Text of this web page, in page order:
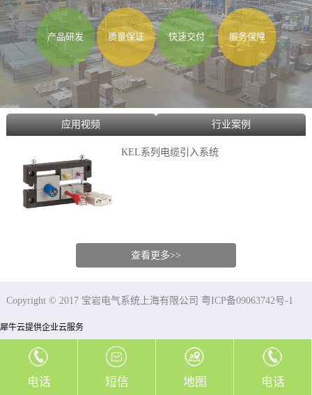
产品研发 质量保证 快速交付 服务保障
应用视频 行业案例
KEL系列电缆引入系统
查看更多>>
Copyright © 2017 宝岩电气系统上海有限公司 粤ICP备09063742号-1
犀牛云提供企业云服务
电话 短信 地图 电话